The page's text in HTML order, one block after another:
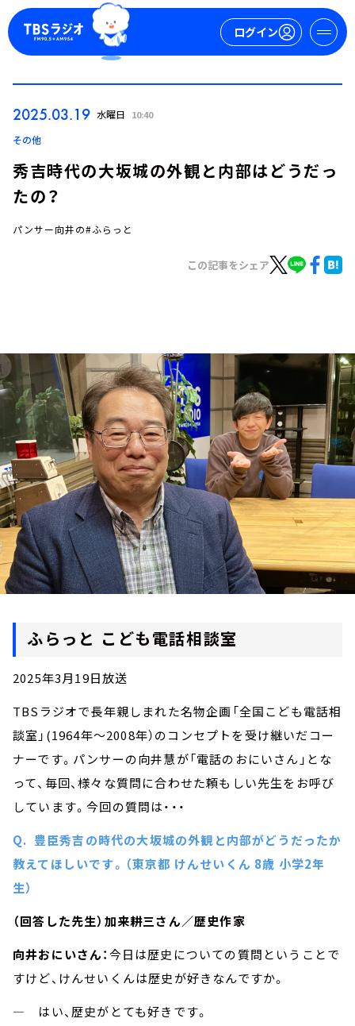
ログイン
お知らせ
イベント・グッズ
YouTube
会社情報
2025.03.19 水曜日 10:40
その他
秀吉時代の大坂城の外観と内部はどうだっ
たの？
パンサー向井の#ふらっと
この記事をシェア
ふらっと こども電話相談室
2025年3月19日放送
TBSラジオで長年親しまれた名物企画「全国こども電話相
談室」(1964年～2008年）のコンセプトを受け継いだコー
ナーです。パンサーの向井慧が「電話のおにいさん」とな
って、毎回、様々な質問に合わせた頼もしい先生をお呼び
しています。今回の質問は・・・
Q. 豊臣秀吉の時代の大坂城の外観と内部がどうだったか
教えてほしいです。（東京都 けんせいくん 8歳 小学2年
生）
（回答した先生）加来耕三さん／歴史作家
向井おにいさん：今日は歴史についての質問ということで
すけど、けんせいくんは歴史が好きなんですか。
― はい、歴史がとても好きです。